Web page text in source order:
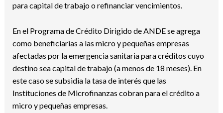
para capital de trabajo o refinanciar vencimientos.
En el Programa de Crédito Dirigido de ANDE se agrega
como beneficiarias a las micro y pequeñas empresas
afectadas por la emergencia sanitaria para créditos cuyo
destino sea capital de trabajo (a menos de 18 meses). En
este caso se subsidia la tasa de interés que las
Instituciones de Microfinanzas cobran para el crédito a
micro y pequeñas empresas.